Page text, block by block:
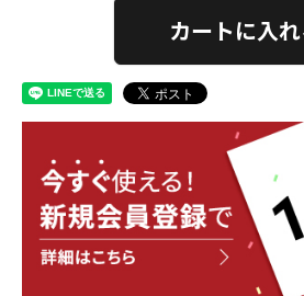
カートに入